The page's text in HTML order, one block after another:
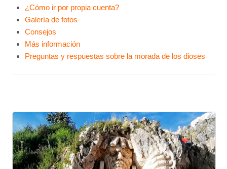
¿Cómo ir por propia cuenta?
Galería de fotos
Consejos
Más información
Preguntas y respuestas sobre la morada de los dioses